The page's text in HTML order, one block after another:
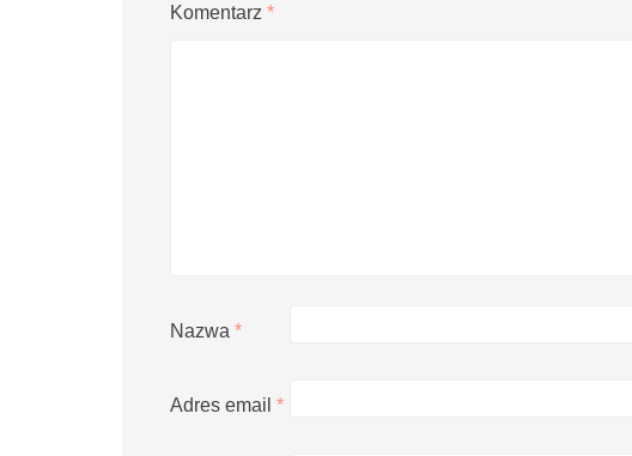
Komentarz *
Nazwa *
Adres email *